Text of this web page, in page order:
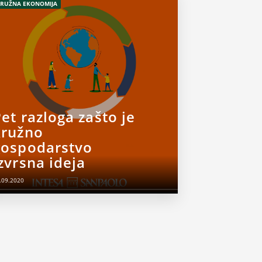
EKONOMIJA
razloga zašto je
ideja